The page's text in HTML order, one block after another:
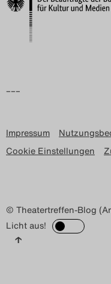
–––
Impressum
Cookie Einstellungen
© Theatertreffen-Blog
Licht aus!
↑